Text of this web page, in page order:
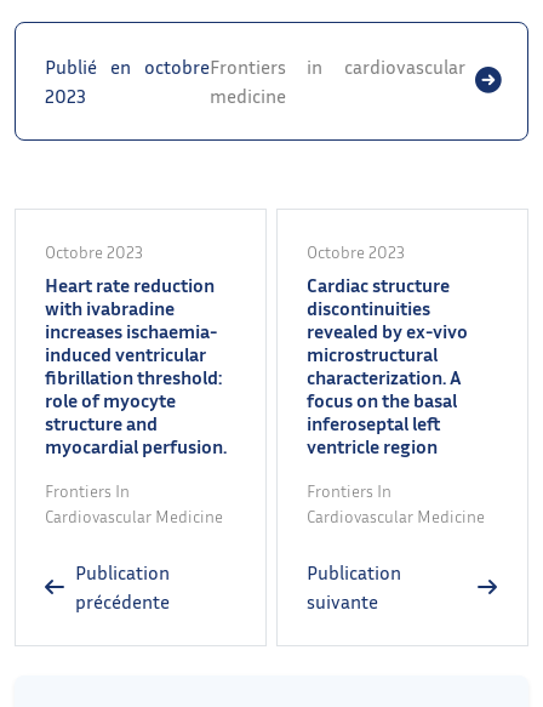
Publié en octobre
2023
Frontiers in cardiovascular
medicine
Octobre 2023
Heart rate reduction
with ivabradine
increases ischaemia-
induced ventricular
fibrillation threshold:
role of myocyte
structure and
myocardial perfusion.
Frontiers In
Cardiovascular Medicine
Publication
précédente
Octobre 2023
Cardiac structure
discontinuities
revealed by ex-vivo
microstructural
characterization. A
focus on the basal
inferoseptal left
ventricle region
Frontiers In
Cardiovascular Medicine
Publication
suivante